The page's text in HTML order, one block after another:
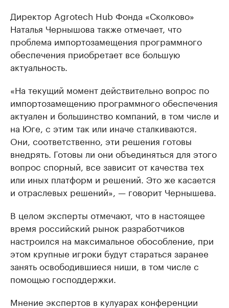
Директор Agrotech Hub Фонда «Сколково»
Наталья Чернышова также отмечает, что
проблема импортозамещения программного
обеспечения приобретает все большую
актуальность.
«На текущий момент действительно вопрос по
импортозамещению программного обеспечения
актуален и большинство компаний, в том числе и
на Юге, с этим так или иначе сталкиваются.
Они, соответственно, эти решения готовы
внедрять. Готовы ли они объединяться для этого
вопрос спорный, все зависит от качества тех
или иных платформ и решений. Это же касается
и отраслевых решений», — говорит Чернышева.
В целом эксперты отмечают, что в настоящее
время российский рынок разработчиков
настроился на максимальное обособление, при
этом крупные игроки будут стараться заранее
занять освободившиеся ниши, в том числе с
помощью господдержки.
Мнение экспертов в кулуарах конференции